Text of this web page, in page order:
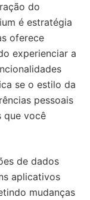
do
é estratégia
oferece
experienciar a
se o estilo da
pessoais
que você
de dados
aplicativos
mudanças